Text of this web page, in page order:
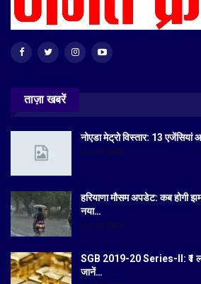
ताज़ा खबरें
नोएडा मेट्रो विस्तार: 13
Jul 19, 2026
हरियाणा मौसम अपडेट: कब होगी
नया…
Jul 18, 2026
SGB 2019-20 Series-II: ₹1
जानें…